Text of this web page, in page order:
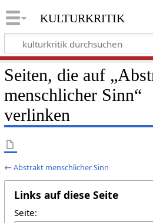
kulturkritik
Seiten, die auf
menschlicher Sinn“
verlinken
←Abstrakt menschlicher Sinn
Links auf diese Seite
Seite: